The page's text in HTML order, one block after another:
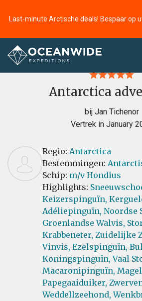
Last-minute Arctische deals! Bespaar op
Home
Antarctica
bij Jan Tichenor
Vertrek in January
Regio: Antarctica
Bestemmingen:
Schip: m/v Hondius
Highlights:
Keizerspinguïn,
Adéliepinguïn, Noordse
Groenlandse Walvis,
Krabbeneter, Zuidelijke
Vinvis, Ezelspinguïn,
Koningspinguïn, Vaal
Macaronipinguïn,
Papegaaiduiker,
Weddellzeehond,